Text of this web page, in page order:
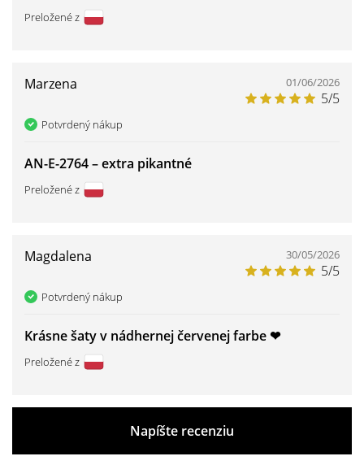
Preložené z
Marzena 01/06/2026
5/5
Potvrdený nákup
AN-E-2764 – ️extra pikantné
Preložené z
Magdalena 30/05/2026
5/5
Potvrdený nákup
Krásne šaty v nádhernej červenej farbe ❤ ️
Preložené z
Napíšte recenziu